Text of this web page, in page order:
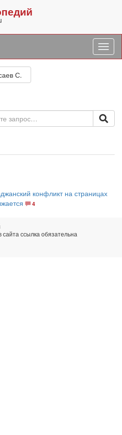
С.
конфликт на страницах
4
ссылка обязательна